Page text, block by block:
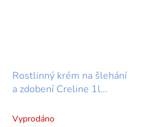
Rostlinný krém na šlehání
a zdobení Creline 1l
Vyprodáno